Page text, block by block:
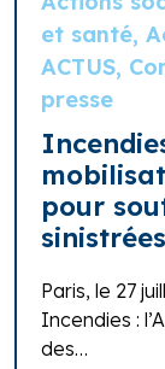
et santé,
ACTUS,
presse
pour
sinistrées
Paris, le 27
Incendies :
des…